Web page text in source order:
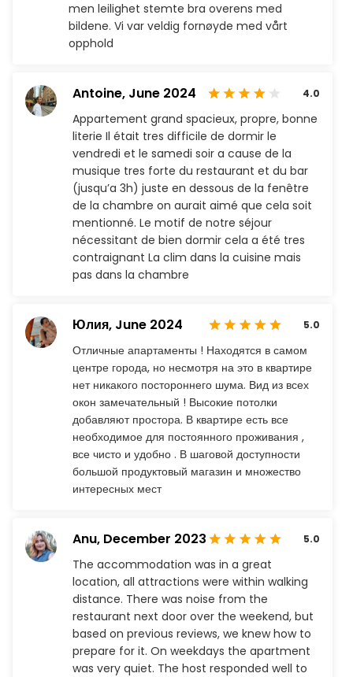
men leilighet stemte bra overens med
bildene. Vi var veldig fornøyde med vårt
opphold
Antoine, June 2024 4.0
Appartement grand spacieux, propre, bonne
literie Il était tres difficile de dormir le
vendredi et le samedi soir a cause de la
musique tres forte du restaurant et du bar
(jusqu’a 3h) juste en dessous de la fenêtre
de la chambre on aurait aimé que cela soit
mentionné. Le motif de notre séjour
nécessitant de bien dormir cela a été tres
contraignant La clim dans la cuisine mais
pas dans la chambre
Юлия, June 2024 5.0
Отличные апартаменты ! Находятся в самом
центре города, но несмотря на это в квартире
нет никакого постороннего шума. Вид из всех
окон замечательный ! Высокие потолки
добавляют простора. В квартире есть все
необходимое для постоянного проживания ,
все чисто и удобно . В шаговой доступности
большой продуктовый магазин и множество
интересных мест
Anu, December 2023 5.0
The accommodation was in a great
location, all attractions were within walking
distance. There was noise from the
restaurant next door over the weekend, but
based on previous reviews, we knew how to
prepare for it. On weekdays the apartment
was very quiet. The host responded well to